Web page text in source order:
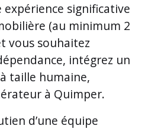
expérience significative
(au minimum 2
vous souhaitez
intégrez un
taille humaine,
à Quimper.
d’une équipe